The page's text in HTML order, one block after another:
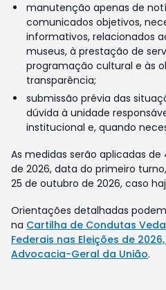
manutenção apenas de
comunicados objetivos,
informativos, relacionados
museus, à prestação de
programação cultural e às
transparência;
submissão prévia das
dúvida à unidade
institucional e, quando
As medidas serão aplicadas
de 2026, data do primeiro
25 de outubro de 2026, caso
Orientações detalhadas
na Cartilha de Condutas
Federais nas Eleições de
Advocacia-Geral da União.